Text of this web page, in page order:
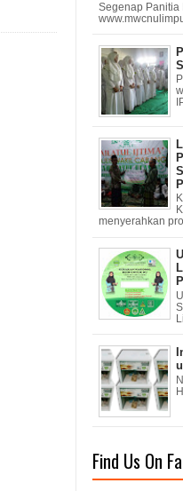
Segenap Panitia
menyerahkan
Find Us On